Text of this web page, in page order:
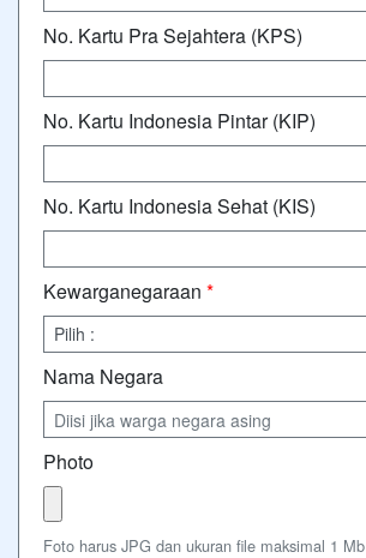
No. Kartu Pra Sejahtera (KPS)
No. Kartu Indonesia Pintar (KIP)
No. Kartu Indonesia Sehat (KIS)
Kewarganegaraan *
Nama Negara
Photo
Foto harus JPG dan ukuran file maksimal 1 Mb